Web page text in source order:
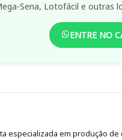
Sena, Lotofácil e outras
ENTRE NO
especializada em produção